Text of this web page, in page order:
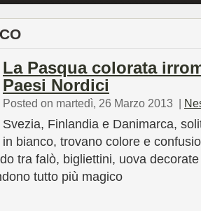
La Pasqua colorata
Paesi Nordici
Posted on martedì, 26 Marzo 2013 |
Svezia, Finlandia e Danimarca,
in bianco, trovano colore e
tra falò, bigliettini, uova
tutto più magico